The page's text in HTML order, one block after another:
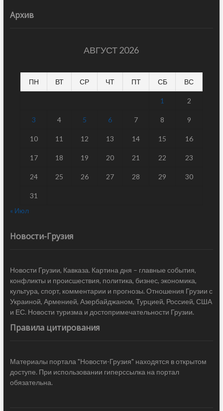
Архив
АВГУСТ 2026
ПН ВТ СР ЧТ ПТ СБ ВС
1 2
3 4 5 6 7 8 9
10 11 12 13 14 15 16
17 18 19 20 21 22 23
24 25 26 27 28 29 30
31
« Июл
Новости-Грузия
Новости Грузии, Кавказа. Картина дня – главные события,
конфликты и происшествия, политика, бизнес, экономика,
культура, спорт, комментарии и прогнозы. Отношения Грузии с
Украиной, Арменией, Азербайджаном, Турцией, Россией, США
и ЕС. Новости туризма и достопримечательности Грузии.
Правила цитирования
Материалы портала "Новости-Грузия" находятся в открытом
доступе. При использовании гиперссылка на портал
обязательна.